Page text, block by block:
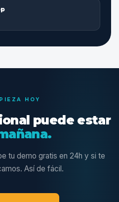
HOY
puede estar
tu demo gratis en 24h y si te
Así de fácil.